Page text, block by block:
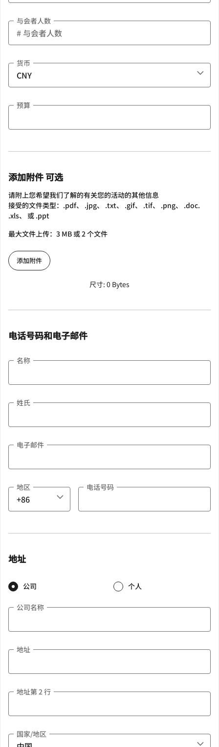
与会者人数
货币
预算
添加附件 可选
请附上您希望我们了解的有关您的活动的其他信息
接受的文件类型：.pdf、 .jpg、 .txt、 .gif、 .tif、 .png、 .doc.
.xls、 或 .ppt
最大文件上传：3 MB 或 2 个文件
添加附件
尺寸: 0 Bytes
电话号码和电子邮件
名称
姓氏
电子邮件
地区 电话号码
地址
公司 个人
公司名称
地址
地址第 2 行
国家/地区